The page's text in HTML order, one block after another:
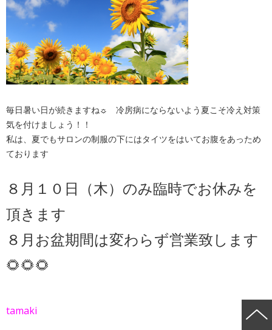
毎日暑い日が続きますね☼ 冷房病にならないよう夏こそ冷え対策
気を付けましょう！！
私は、夏でもサロンの制服の下にはタイツをはいてお腹をあっため
ております
８月１０日（木）のみ臨時でお休みを
頂きます
８月お盆期間は変わらず営業致します
🌻🌻🌻
tamaki